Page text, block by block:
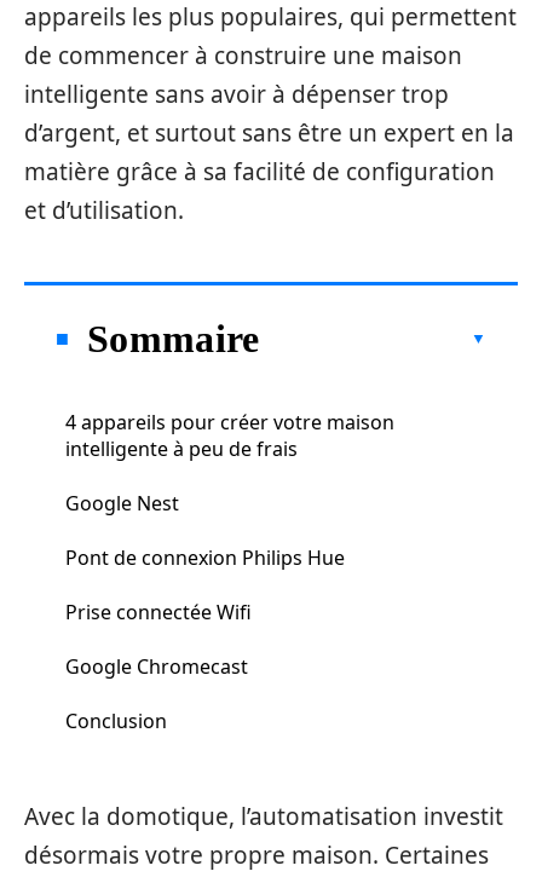
appareils les plus populaires, qui permettent
de commencer à construire une maison
intelligente sans avoir à dépenser trop
d’argent, et surtout sans être un expert en la
matière grâce à sa facilité de configuration
et d’utilisation.
Sommaire
4 appareils pour créer votre maison
intelligente à peu de frais
Google Nest
Pont de connexion Philips Hue
Prise connectée Wifi
Google Chromecast
Conclusion
Avec la domotique, l’automatisation investit
désormais votre propre maison. Certaines